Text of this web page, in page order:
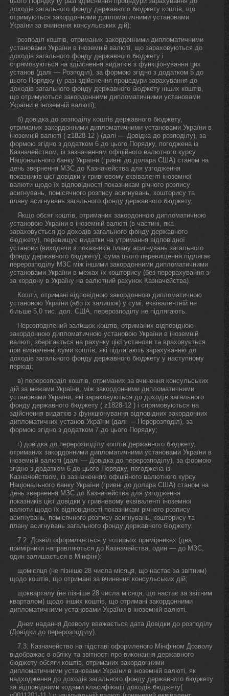
доходів загального фонду державного бюджету коштів, що
отримуються закордонними дипломатичними установами
України за вчинення консульських дій);
розподіл коштів, отриманих закордонними дипломатичними
установами України в іноземній валюті, що зараховуються до
доходів загального фонду державного бюджету і
спрямовуються на здійснення видатків з функціонування цих
установ (далі — Розподіл), за формою згідно з додатком 5 до
цього Порядку (у разі здійснення процедури зарахування до
доходів загального фонду державного бюджету інших коштів,
що отримуються закордонними дипломатичними установами
України в іноземній валюті);
б) довідка до розподілу коштів державного бюджету,
отриманих закордонними дипломатичними установами України в
іноземній валюті ( z1828-12 ) (далі — Довідка до розподілу), за
формою згідно з додатком 6 до цього Порядку, погоджена із
Казначейством, із зазначенням офіційного валютного курсу
Національного банку України (гривні до долара США) станом на
день звернення МЗС до Казначейства для узгодження
показників цієї довідки у гривневому еквіваленті іноземної
валюти щодо їх відповідності показникам річного розпису
асигнувань, помісячного розпису асигнувань, кошторису та
плану асигнувань загального фонду державного бюджету.
Якщо обсяг коштів, отриманих закордонною дипломатичною
установою України в іноземній валюті (в частині, яка
зараховується до доходів загального фонду державного
бюджету), перевищує видатки на утримання відповідної
установи (виходячи з показників плану асигнувань загального
фонду державного бюджету), сума цього перевищення підлягає
перерозподілу МЗС між іншими закордонними дипломатичними
установами України в межах їх кошторису (без перерахування з-
за кордону в Україну на валютний рахунок Казначейства).
Кошти, отримані відповідною закордонною дипломатичною
установою України (або їх залишок) у сумі, еквівалентній не
більше 5,0 тис. дол. США, перерозподілу не підлягають.
Нерозподілений залишок коштів, отриманих відповідною
закордонною дипломатичною установою України в іноземній
валюті, зберігається на рахунку цієї установи та враховується
при визначенні суми коштів, які підлягають зарахуванню до
доходів загального фонду державного бюджету у наступному
періоді;
в) перерозподіл коштів, отриманих за вчинення консульських
дій за межами України, між закордонними дипломатичними
установами України, які зараховуються до доходів загального
фонду державного бюджету ( z1828-12 ) і спрямовуються на
здійснення видатків з функціонування відповідних закордонних
дипломатичних установ України (далі — Перерозподіл), за
формою згідно з додатком 7 до цього Порядку;
г) довідка до перерозподілу коштів державного бюджету,
отриманих закордонними дипломатичними установами України в
іноземній валюті (далі — Довідка до перерозподілу), за формою
згідно з додатком 6 до цього Порядку, погоджена із
Казначейством, із зазначенням офіційного валютного курсу
Національного банку України (гривні до долара США) станом на
день звернення МЗС до Казначейства для узгодження
показників цієї довідки у гривневому еквіваленті іноземної
валюти щодо їх відповідності показникам річного розпису
асигнувань, помісячного розпису асигнувань, кошторису та
плану асигнувань загального фонду державного бюджету.
7.2. Дозвіл оформлюється у чотирьох примірниках (два
примірники направляються до Казначейства, один — до МЗС,
один залишається в Мінфіні):
щомісяця (не пізніше 28 числа місяця, що настає за звітним)
щодо коштів, що отримані за вчинення консульських дій;
щокварталу (не пізніше 28 числа місяця, що настає за звітним
кварталом) щодо інших коштів, що отримані закордонними
дипломатичними установами України в іноземній валюті.
Днем надання Дозволу вважається дата Довідки до розподілу
(Довідки до перерозподілу).
7.3. Казначейство на підставі оформленого Мінфіном Дозволу
відображає в обліку та звітності про виконання державного
бюджету обсяги коштів, отриманих закордонними
дипломатичними установами України в іноземній валюті, як
надходження до доходів загального фонду державного бюджету
за відповідними кодами класифікації доходів бюджету(